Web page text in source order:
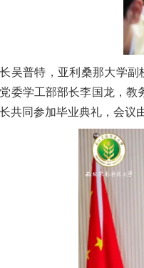
吴普特，亚利桑那大学
委学工部部长李国龙，
共同参加毕业典礼，会议